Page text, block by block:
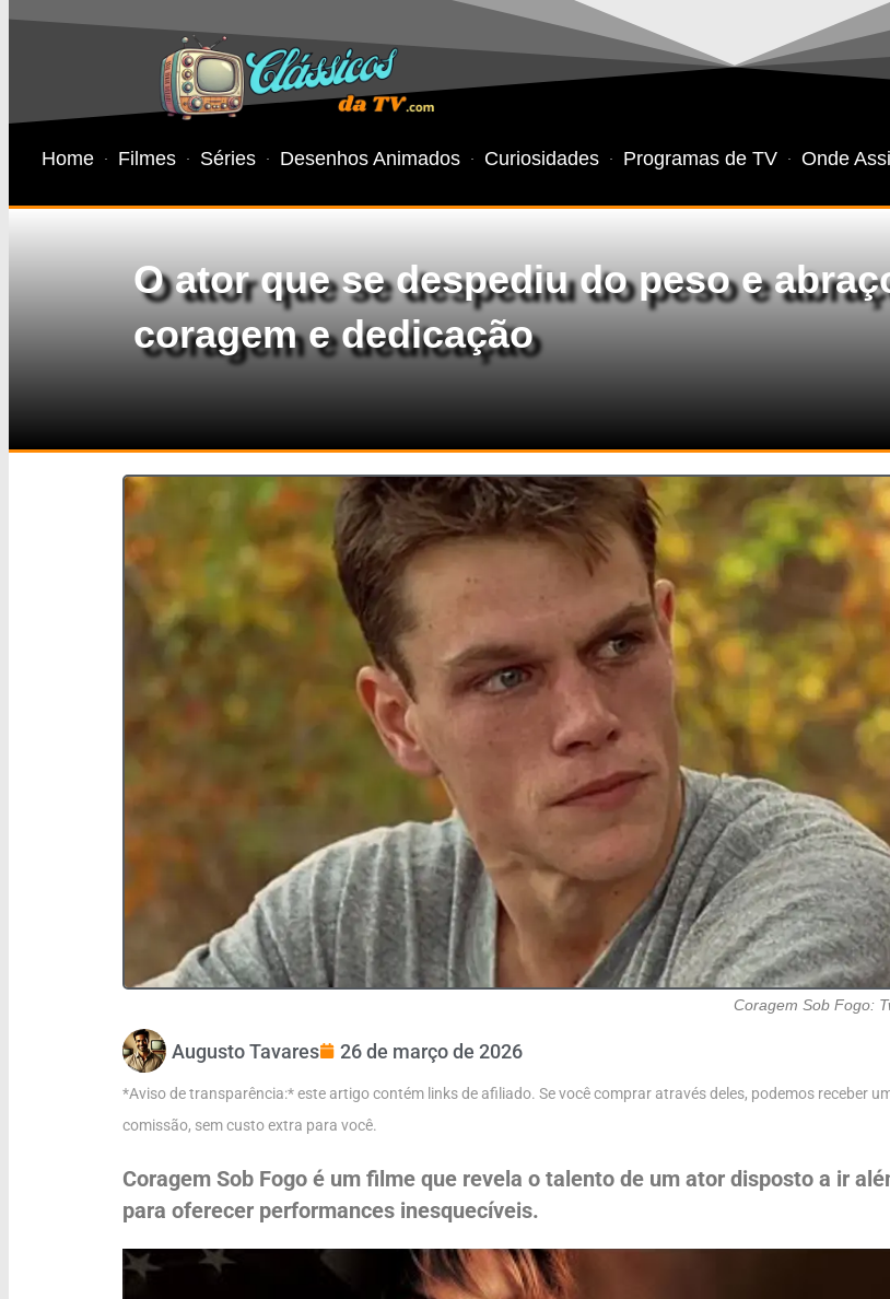
Home Filmes Séries Desenhos Animados Curiosidades Programas de TV Onde
O ator que se despediu do peso e
coragem e dedicação
Coragem Sob Fogo:
Augusto Tavares 26 de março de 2026
*Aviso de transparência:* este artigo contém links de afiliado. Se você comprar através deles, podemos receber
comissão, sem custo extra para você.
Coragem Sob Fogo é um filme que revela o talento de um ator disposto a ir
para oferecer performances inesquecíveis.